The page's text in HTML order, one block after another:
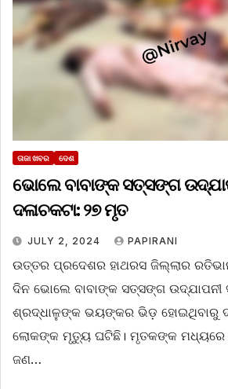
ତାଜା ଖବର ଦେଶ
ଭୋଲେ ବାବାଙ୍କ ସତ୍‌ସଙ୍ଗ
ଦଳାଚକଟା: ୨୭ ମୃତ
JULY 2, 2024 PAPIRANI
ଉତ୍ତର ପ୍ରଦେଶର ହାଥରସ ଜିଲ୍ଲାର
ଦିନ ଭୋଲେ ବାବାଙ୍କ ସତ୍‌ସଙ୍ଗ ଉଦ୍‌ଯାପନୀ
ଶ୍ରଦ୍ଧାଳୁଙ୍କ ଭୟଙ୍କର ଭିଡ଼ ହୋଇଥିବାରୁ
ଲୋକଙ୍କ ମୃତ୍ୟୁ ଘଟିଛି। ମୃତକଙ୍କ ମଧ୍ୟରେ
ଜଣ…